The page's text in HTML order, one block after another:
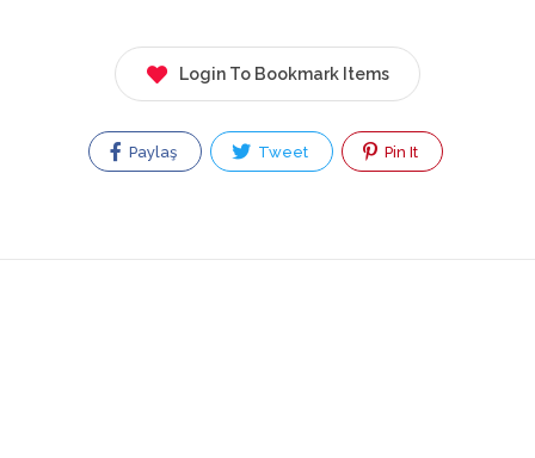
Login To Bookmark Items
Paylaş Tweet Pin It